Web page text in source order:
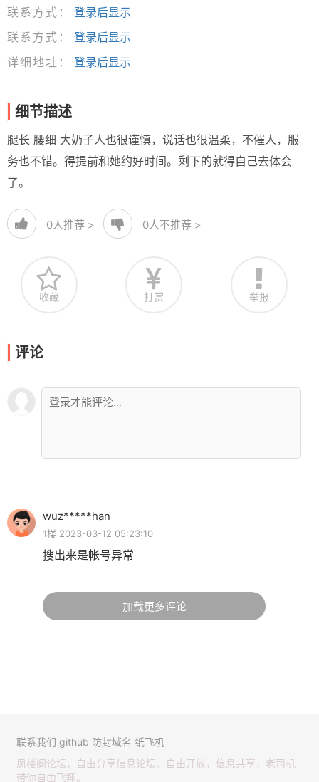
联系方式：
登录后显示
联系方式：
登录后显示
详细地址：
登录后显示
细节描述
腿长 腰细 大奶子人也很谨慎，说话也很温柔，不催人，服
务也不错。得提前和她约好时间。剩下的就得自己去体会
了。
0人推荐 > 0人不推荐 >
收藏 打赏 举报
评论
wuz*****han
1楼 2023-03-12 05:23:10
搜出来是帐号异常
加载更多评论
联系我们 github 防封域名 纸飞机
凤楼阁论坛，自由分享信息论坛，自由开放，信息共享，老司机
带你自由飞翔。